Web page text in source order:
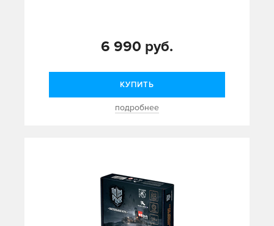
6 990 руб.
КУПИТЬ
подробнее